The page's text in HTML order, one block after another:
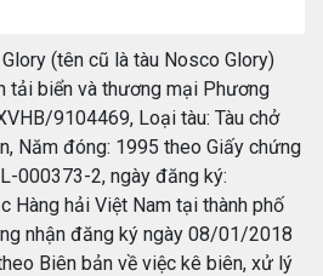
(tên cũ là tàu Nosco Glory)
tải biển và thương mại Phương
9104469, Loại tàu: Tàu chở
Năm đóng: 1995 theo Giấy chứng
000373-2, ngày đăng ký:
Hàng hải Việt Nam tại thành phố
nhận đăng ký ngày 08/01/2018
Biên bản về việc kê biên, xử lý